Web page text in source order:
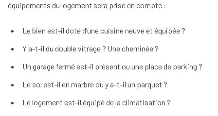
équipements du logement sera prise en compte :
Le bien est-il doté d’une cuisine neuve et équipée ?
Y a-t-il du double vitrage ? Une cheminée ?
Un garage fermé est-il présent ou une place de parking ?
Le sol est-il en marbre ou y a-t-il un parquet ?
Le logement est-il équipé de la climatisation ?